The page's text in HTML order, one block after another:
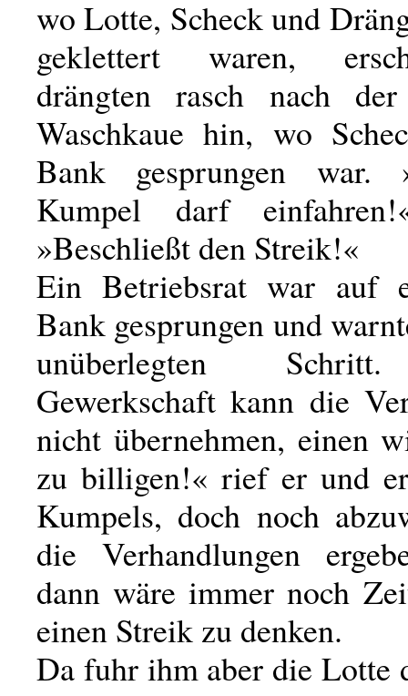
wo Lotte, Scheck und
geklettert waren,
drängten rasch nach
Waschkaue hin, wo
Bank gesprungen war.
Kumpel darf
»Beschließt den Streik!«
Ein Betriebsrat war auf
Bank gesprungen und
unüberlegten
Gewerkschaft kann die
nicht übernehmen, einen
zu billigen!« rief er und
Kumpels, doch noch
die Verhandlungen
dann wäre immer noch
einen Streik zu denken.
Da fuhr ihm aber die Lotte